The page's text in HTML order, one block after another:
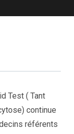
Test ( Tant
continue
référents